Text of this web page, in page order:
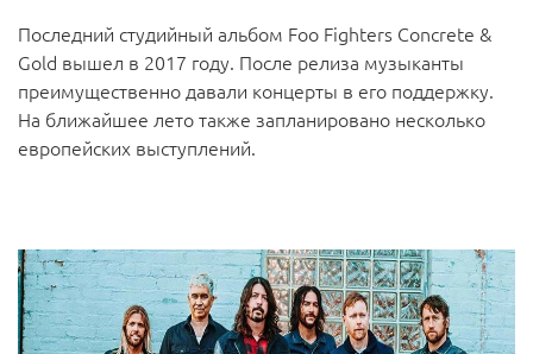
Последний студийный альбом Foo Fighters Concrete &
Gold вышел в 2017 году. После релиза музыканты
преимущественно давали концерты в его поддержку.
На ближайшее лето также запланировано несколько
европейских выступлений.